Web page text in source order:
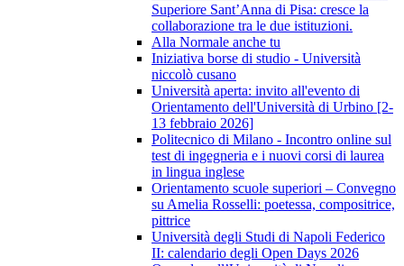
Superiore Sant’Anna di Pisa: cresce la
collaborazione tra le due istituzioni.
Alla Normale anche tu
Iniziativa borse di studio - Università
niccolò cusano
Università aperta: invito all'evento di
Orientamento dell'Università di Urbino [2-
13 febbraio 2026]
Politecnico di Milano - Incontro online sul
test di ingegneria e i nuovi corsi di laurea
in lingua inglese
Orientamento scuole superiori – Convegno
su Amelia Rosselli: poetessa, compositrice,
pittrice
Università degli Studi di Napoli Federico
II: calendario degli Open Days 2026